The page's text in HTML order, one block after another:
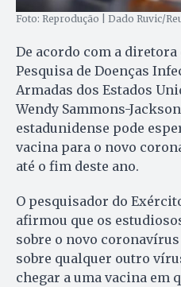
Foto: Reprodução | Dado Ruvic/
De acordo com a diretora
Pesquisa de Doenças
Armadas dos Estados
Wendy Sammons-
estadunidense pode
vacina para o novo
até o fim deste ano.
O pesquisador do
afirmou que os
sobre o novo
sobre qualquer outro
chegar a uma vacina em